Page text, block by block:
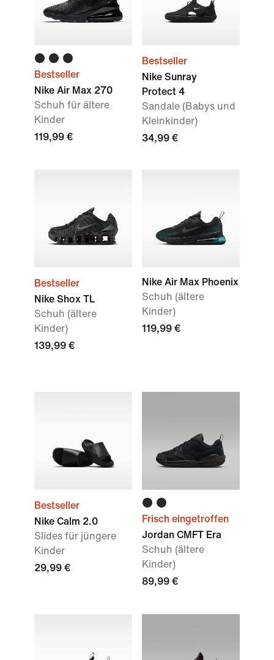
Bestseller
Nike Air Max 270
Schuh für ältere
Kinder
119,99 €
Bestseller
Nike Sunray
Protect 4
Sandale (Babys und
Kleinkinder)
34,99 €
Bestseller
Nike Shox TL
Schuh (ältere
Kinder)
139,99 €
Nike Air Max Phoenix
Schuh (ältere
Kinder)
119,99 €
Bestseller
Nike Calm 2.0
Slides für jüngere
Kinder
29,99 €
Frisch eingetroffen
Jordan CMFT Era
Schuh (ältere
Kinder)
89,99 €